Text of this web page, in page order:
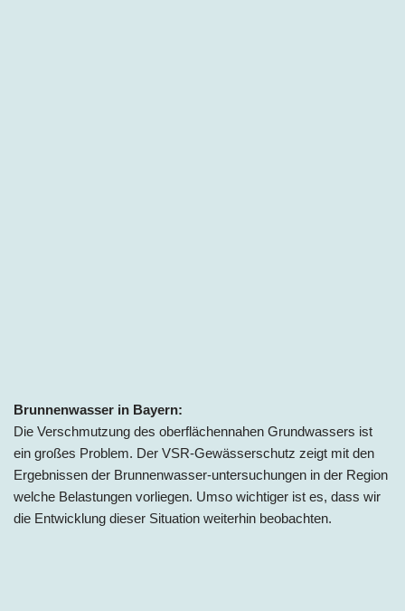
Brunnenwasser in Bayern:
Die Verschmutzung des oberflächennahen Grundwassers ist
ein großes Problem. Der VSR-Gewässerschutz zeigt mit den
Ergebnissen der Brunnenwasser-untersuchungen in der Region
welche Belastungen vorliegen. Umso wichtiger ist es, dass wir
die Entwicklung dieser Situation weiterhin beobachten.